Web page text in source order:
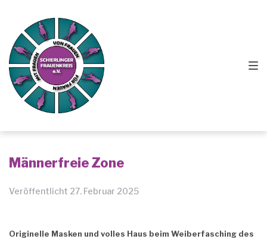
Hauptnavigation
springen
springen
Männerfreie Zone
Veröffentlicht 27. Februar 2025
Originelle Masken und volles Haus beim Weiberfasching des